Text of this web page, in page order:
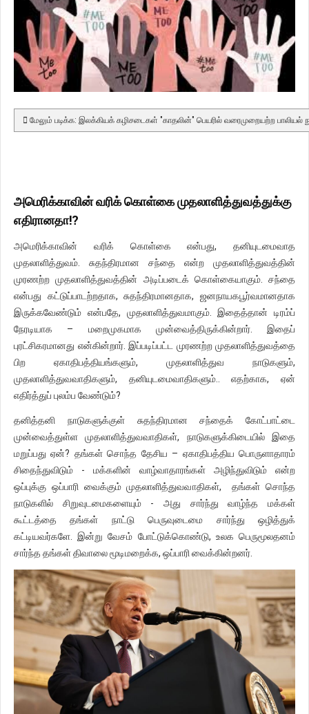
மேலும் படிக்க: இலக்கியக் கழிசடைகள் "காதலின்" பெயரில் வரைமுறையற்ற பாலியல்
அமெரிக்காவின் வரிக் கொள்கை முதலாளித்துவத்துக்கு
எதிரானதா!?
அமெரிக்காவின் வரிக் கொள்கை என்பது, தனியுடமைவாத
முதலாளித்துவம். சுதந்திரமான சந்தை என்ற முதலாளித்துவத்தின்
முரணற்ற முதலாளித்துவத்தின் அடிப்படைக் கொள்கையாகும். சந்தை
என்பது கட்டுப்பாடற்றதாக, சுதந்திரமானதாக, ஜனநாயகபூர்வமானதாக
இருக்கவேண்டும் என்பதே, முதலாளித்துவமாகும். இதைத்தான் டிரம்ப்
நேரடியாக – மறைமுகமாக முன்வைத்திருக்கின்றார். இதைப்
புரட்சிகரமானது என்கின்றார். இப்படிப்பட்ட முரணற்ற முதலாளித்துவத்தை
பிற ஏகாதிபத்தியங்களும், முதலாளித்துவ நாடுகளும்,
முதலாளித்துவவாதிகளும், தனியுடமைவாதிகளும்.. எதற்காக, ஏன்
எதிர்த்துப் புலம்ப வேண்டும்?
தனித்தனி நாடுகளுக்குள் சுதந்திரமான சந்தைக் கோட்பாட்டை
முன்வைத்துள்ள முதலாளித்துவவாதிகள், நாடுகளுக்கிடையில் இதை
மறுப்பது ஏன்? தங்கள் சொந்த தேசிய – ஏகாதிபத்திய பொருளாதாரம்
சிதைந்துவிடும் - மக்களின் வாழ்வாதாரங்கள் அழிந்துவிடும் என்ற
ஒப்புக்கு ஒப்பாரி வைக்கும் முதலாளித்துவவாதிகள், தங்கள் சொந்த
நாடுகளில் சிறுவுடமைகளையும் - அது சார்ந்து வாழ்ந்த மக்கள்
கூட்டத்தை தங்கள் நாட்டு பெருவுடைமை சார்ந்து ஒழித்துக்
கட்டியவர்களே. இன்று வேசம் போட்டுக்கொண்டு, உலக பெருமூலதனம்
சார்ந்த தங்கள் திவாலை மூடிமறைக்க, ஒப்பாரி வைக்கின்றனர்.